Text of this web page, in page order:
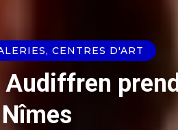
CENTRES D'ART
Audiffren